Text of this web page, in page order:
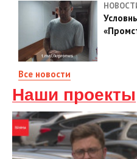
Все новости
Наши проекты